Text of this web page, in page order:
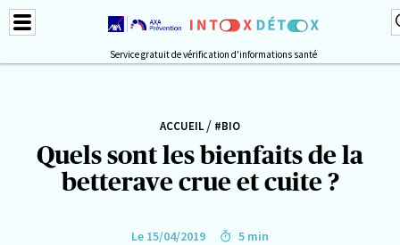
Service gratuit de vérification d'informations santé
ACCUEIL / #BIO
Quels sont les bienfaits de la
betterave crue et cuite ?
Le 15/04/2019 5 min